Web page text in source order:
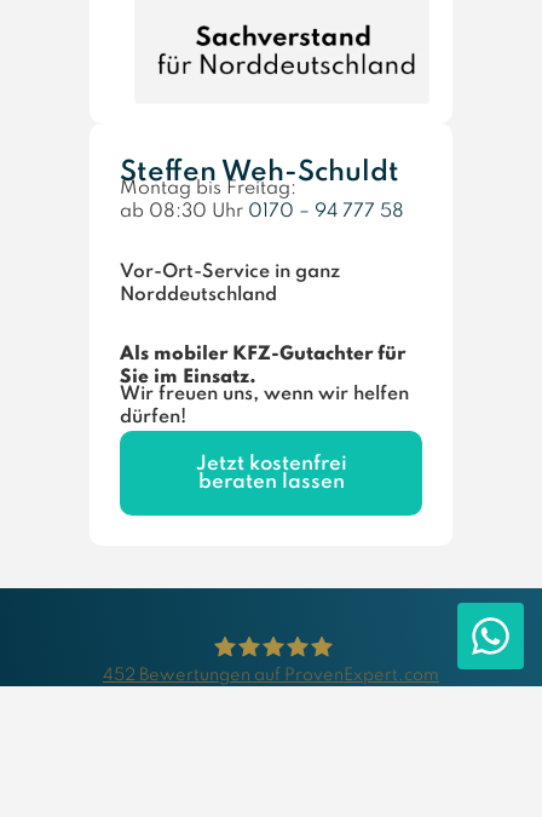
Steffen Weh-Schuldt
Montag bis Freitag:
ab 08:30 Uhr 0170 – 94 777 58
Vor-Ort-Service in ganz
Norddeutschland
Als mobiler KFZ-Gutachter für
Sie im Einsatz.
Wir freuen uns, wenn wir helfen
dürfen!
Jetzt kostenfrei
beraten lassen
452 Bewertungen auf ProvenExpert.com